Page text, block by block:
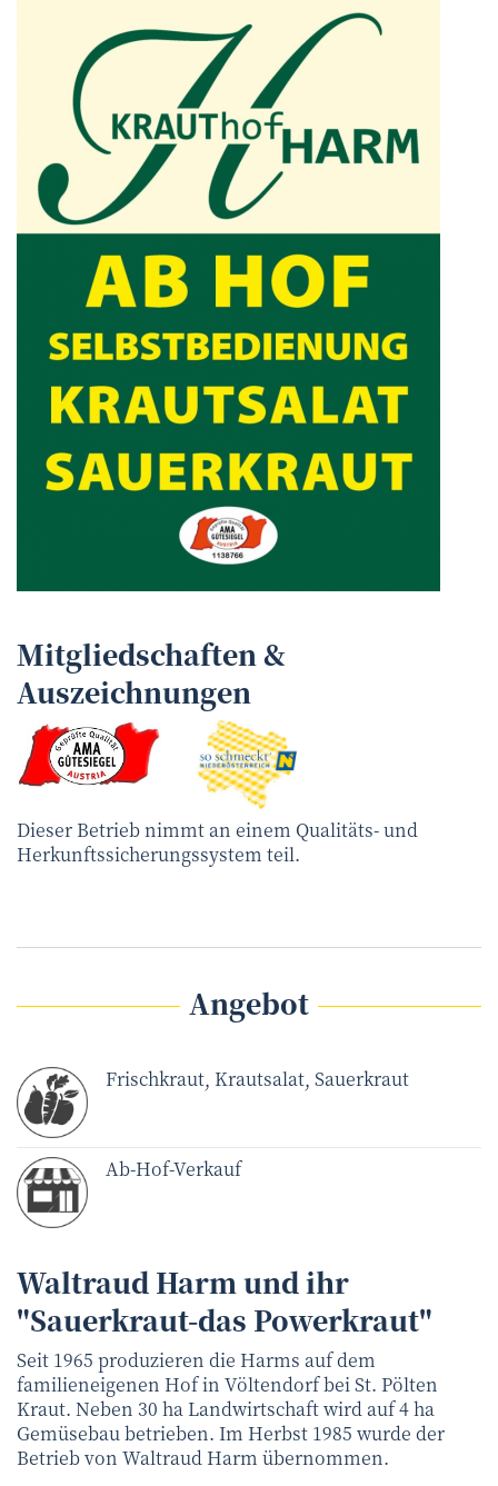
Mitgliedschaften &
Auszeichnungen
Dieser Betrieb nimmt an einem Qualitäts- und
Herkunftssicherungssystem teil.
Angebot
Frischkraut, Krautsalat, Sauerkraut
Ab-Hof-Verkauf
Waltraud Harm und ihr
"Sauerkraut-das Powerkraut"
Seit 1965 produzieren die Harms auf dem
familieneigenen Hof in Völtendorf bei St. Pölten
Kraut. Neben 30 ha Landwirtschaft wird auf 4 ha
Gemüsebau betrieben. Im Herbst 1985 wurde der
Betrieb von Waltraud Harm übernommen.